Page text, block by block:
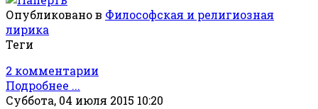
Опубликовано в Философская и религиозная
лирика
Теги
2 комментарии
Подробнее ...
Суббота, 04 июля 2015 10:20